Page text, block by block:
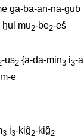
ga-ba-an-na-gub
ḫul mu2-be2-eš
-us2 {a-da-min3 i3-
e
3 i3-kiĝ2-kiĝ2